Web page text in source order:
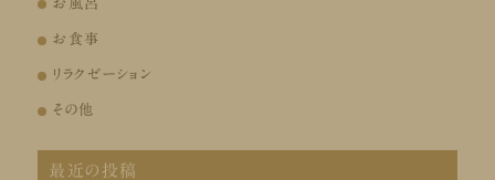
お風呂
お食事
リラクゼーション
その他
最近の投稿